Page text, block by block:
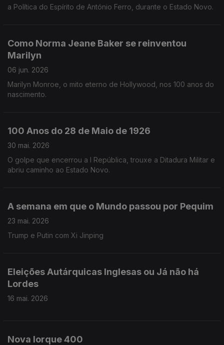
a Política do Espírito de António Ferro, durante o Estado Novo.
Como Norma Jeane Baker se reinventou
Marilyn
06 jun. 2026
Marilyn Monroe, o mito eterno de Hollywood, nos 100 anos do
nascimento.
100 Anos do 28 de Maio de 1926
30 mai. 2026
O golpe que encerrou a I República, trouxe a Ditadura Militar e
abriu caminho ao Estado Novo.
A semana em que o Mundo passou por Pequim
23 mai. 2026
Trump e Putin com Xi Jinping
Eleições Autárquicas Inglesas ou Já não há
Lordes
16 mai. 2026
Nova Iorque 400